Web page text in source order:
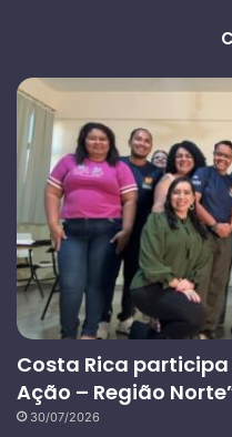
Costa Rica participa
Ação – Região
30/07/2026